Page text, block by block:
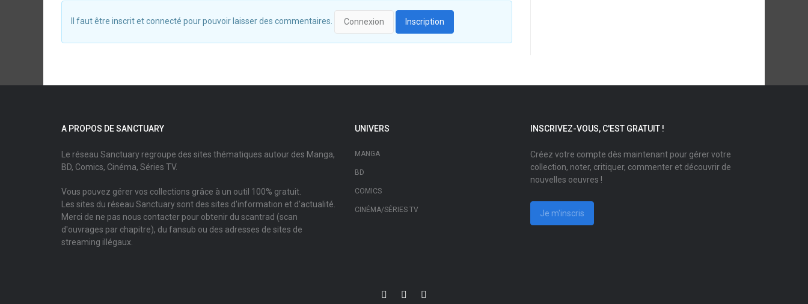
Il faut être inscrit et connecté pour pouvoir laisser des commentaires. Connexion Inscription
A PROPOS DE SANCTUARY
Le réseau Sanctuary regroupe des sites thématiques autour des Manga,
BD, Comics, Cinéma, Séries TV.
Vous pouvez gérer vos collections grâce à un outil 100% gratuit.
Les sites du réseau Sanctuary sont des sites d'information et d'actualité.
Merci de ne pas nous contacter pour obtenir du scantrad (scan
d'ouvrages par chapitre), du fansub ou des adresses de sites de
streaming illégaux.
UNIVERS
MANGA
BD
COMICS
CINÉMA/SÉRIES TV
INSCRIVEZ-VOUS, C'EST GRATUIT !
Créez votre compte dès maintenant pour gérer votre
collection, noter, critiquer, commenter et découvrir de
nouvelles oeuvres !
Je m'inscris